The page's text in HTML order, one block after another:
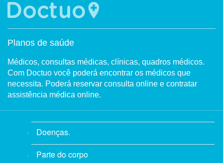
Planos de saúde
Médicos, consultas médicas, clínicas, quadros médicos.
Com Doctuo você poderá encontrar os médicos que
necessita. Poderá reservar consulta online e contratar
assistência médica online.
Doenças.
Parte do corpo